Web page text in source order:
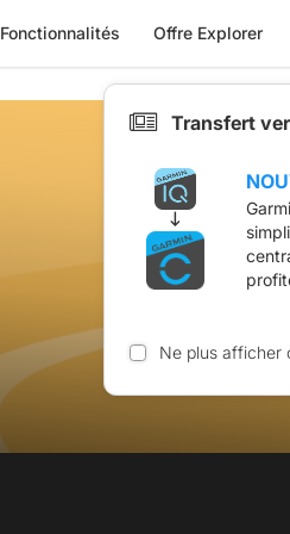
Fonctionnalités Offre Explorer
Transfert
Ne plus afficher